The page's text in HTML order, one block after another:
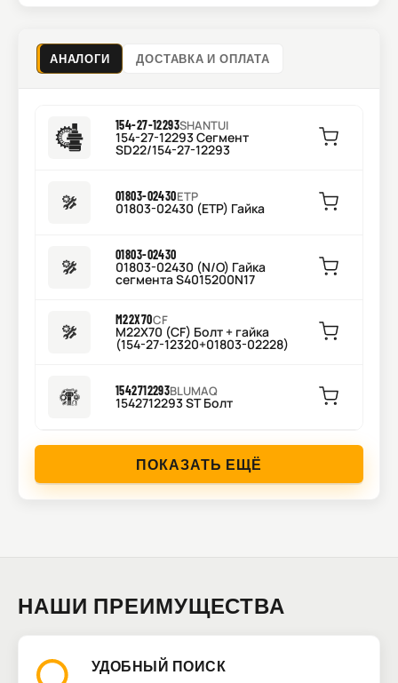
АНАЛОГИ ДОСТАВКА И ОПЛАТА
154-27-12293SHANTUI
154-27-12293 Сегмент
SD22/154-27-12293
01803-02430ETP
01803-02430 (ETP) Гайка
01803-02430
01803-02430 (N/O) Гайка
сегмента S4015200N17
M22X70CF
M22X70 (CF) Болт + гайка
(154-27-12320+01803-02228)
1542712293BLUMAQ
1542712293 ST Болт
ПОКАЗАТЬ ЕЩЁ
НАШИ ПРЕИМУЩЕСТВА
УДОБНЫЙ ПОИСК